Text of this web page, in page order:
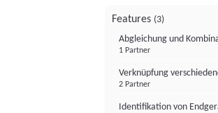
Features (3)
Abgleichung und
1 Partner
Verknüpfung
2 Partner
Identifikation von